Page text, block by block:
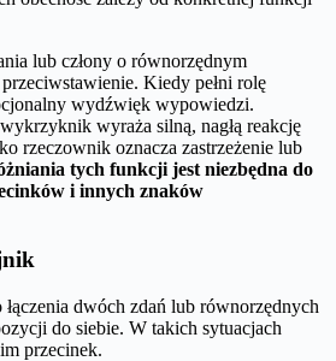
lub człony o równorzędnym
Kiedy pełni rolę
wydźwięk wypowiedzi.
wyraża silną, nagłą reakcję
rzeczownik oznacza zastrzeżenie lub
tych funkcji jest niezbędna do
i innych znaków
łączenia dwóch zdań lub równorzędnych
do siebie. W takich sytuacjach
przecinek.